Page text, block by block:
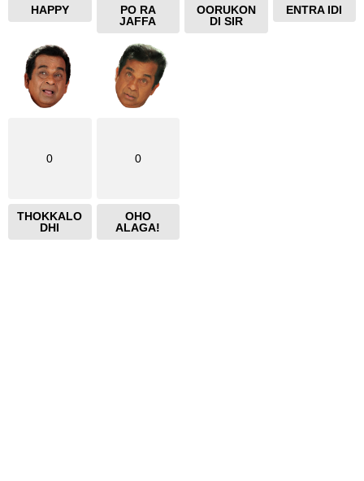
HAPPY
PO RA
JAFFA
OORUKON
DI SIR
ENTRA IDI
0
THOKKALO
DHI
0
OHO
ALAGA!